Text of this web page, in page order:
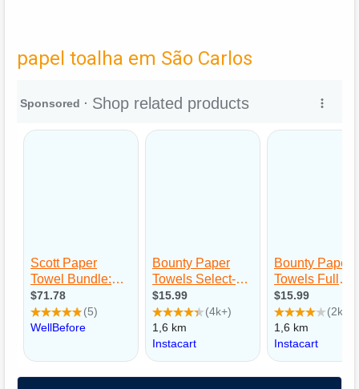
papel toalha em São Carlos